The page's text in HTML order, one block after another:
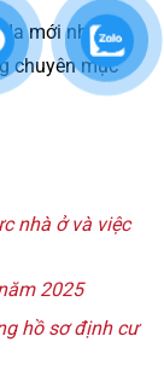
mới nhất,
chuyên mục
nhà ở và việc
2025
hồ sơ định cư